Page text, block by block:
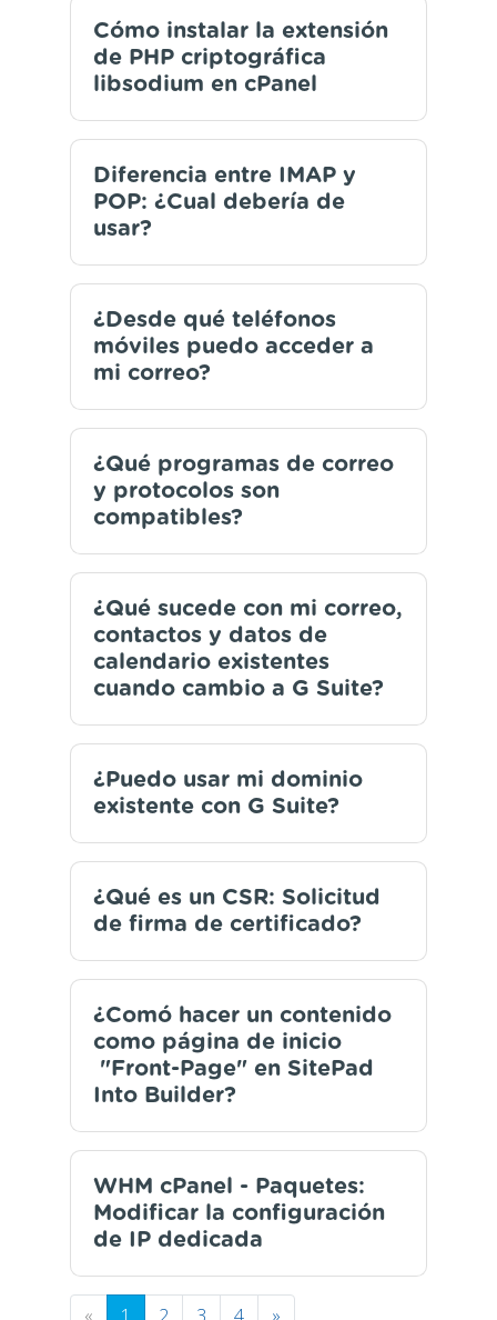
Cómo instalar la extensión
de PHP criptográfica
libsodium en cPanel
Diferencia entre IMAP y
POP: ¿Cual debería de
usar?
¿Desde qué teléfonos
móviles puedo acceder a
mi correo?
¿Qué programas de correo
y protocolos son
compatibles?
¿Qué sucede con mi correo,
contactos y datos de
calendario existentes
cuando cambio a G Suite?
¿Puedo usar mi dominio
existente con G Suite?
¿Qué es un CSR: Solicitud
de firma de certificado?
¿Comó hacer un contenido
como página de inicio
"Front-Page" en SitePad
Into Builder?
WHM cPanel - Paquetes:
Modificar la configuración
de IP dedicada